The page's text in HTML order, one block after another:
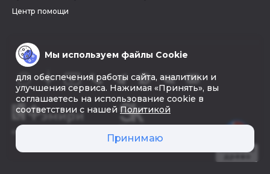
Центр помощи
© 2026 «Фэмири»
Мы используем файлы Cookie
для обеспечения работы сайта, аналитики и
улучшения сервиса. Нажимая «Принять», вы
соглашаетесь на использование cookie в
соответствии с нашей Политикой
Принимаю
Создать